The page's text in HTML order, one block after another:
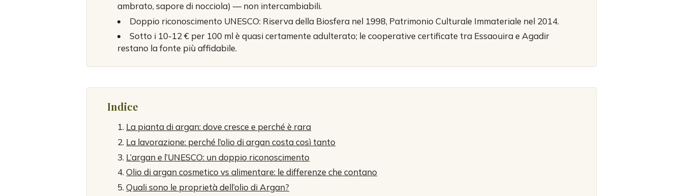
ambrato, sapore di nocciola) — non intercambiabili.
Doppio riconoscimento UNESCO: Riserva della Biosfera nel 1998, Patrimonio Culturale Immateriale nel 2014.
Sotto i 10-12 € per 100 ml è quasi certamente adulterato; le cooperative certificate tra Essaouira e Agadir
restano la fonte più affidabile.
Indice
La pianta di argan: dove cresce e perché è rara
La lavorazione: perché l’olio di argan costa così tanto
L’argan e l’UNESCO: un doppio riconoscimento
Olio di argan cosmetico vs alimentare: le differenze che contano
Quali sono le proprietà dell’olio di Argan?